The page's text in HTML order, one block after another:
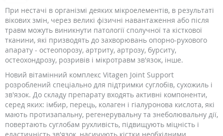
При нестачі в організмі деяких мікроелементів, в результаті
вікових змін, через великі фізичні навантаження або після
травм можуть виникнути патології сполучної та кісткової
тканини, які призводять до захворювань опорно-рухового
апарату - остеопорозу, артриту, артрозу, бурситу,
остеохондрозу, розривів і мікротравм зв'язок, інше.
Новий вітамінний комплекс Vitagen Joint Support
розроблений спеціально для підтримки суглобів, сухожиль і
зв'язок. До складу препарату входять активні компоненти,
серед яких: імбир, перець, колаген і гіалуронова кислота, які
мають протизапальну, регенерувальну та знеболювальну дії,
повертають суглобам рухливість, підвищують міцність і